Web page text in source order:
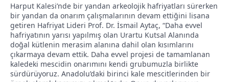
Harput Kalesi’nde bir yandan arkeolojik hafriyatları sürerken
bir yandan da onarım çalışmalarının devam ettiğini lisana
getiren Hafriyat Lideri Prof. Dr. İsmail Aytaç, “Daha evvel
hafriyatının yarısı yapılmış olan Urartu Kutsal Alanında
doğal kütlenin merasim alanına dahil olan kısımlarını
çıkarmaya devam ettik. Daha evvel projesi de tamamlanan
kaledeki mescidin onarımını kendi grubumuzla birlikte
sürdürüyoruz. Anadolu’daki birinci kale mescitlerinden bir